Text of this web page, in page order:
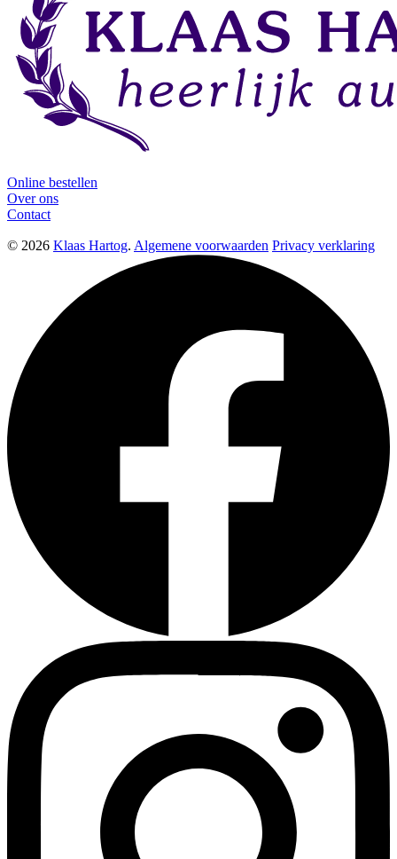
Online bestellen
Over ons
Contact
© 2026 Klaas Hartog. Algemene voorwaarden Privacy verklaring